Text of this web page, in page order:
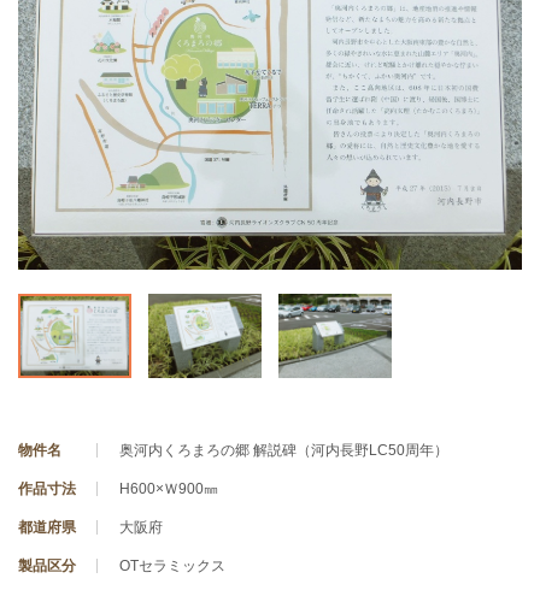
物件名 奥河内くろまろの郷 解説碑（河内長野LC50周年）
作品寸法 H600×Ｗ900㎜
都道府県 大阪府
製品区分 OTセラミックス